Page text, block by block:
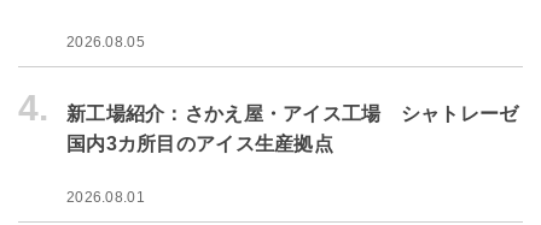
2026.08.05
4.
新工場紹介：さかえ屋・アイス工場 シャトレーゼ
国内3カ所目のアイス生産拠点
2026.08.01